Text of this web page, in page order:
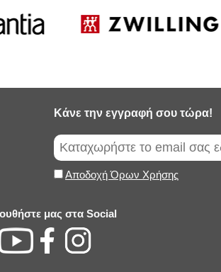
Κάνε την εγγραφή σου τώρα!
Αποδοχή Όρων Χρήσης
μας στα Social